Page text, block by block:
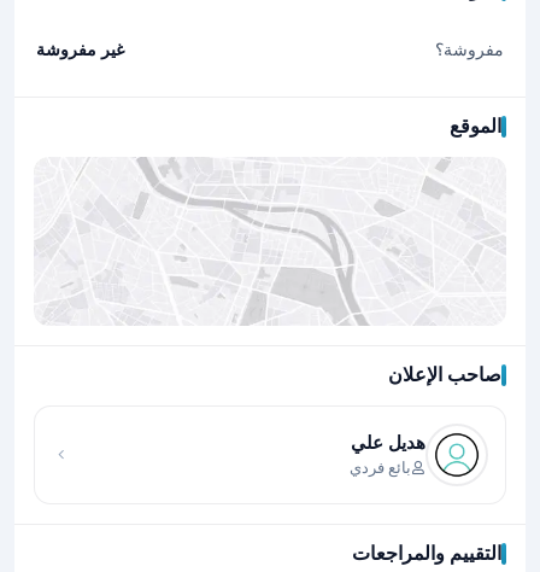
مفروشة؟ غير مفروشة
الموقع
صاحب الإعلان
هديل علي
بائع فردي
التقييم والمراجعات